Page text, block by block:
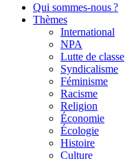
Qui sommes-nous ?
Thèmes
International
NPA
Lutte de classe
Syndicalisme
Féminisme
Racisme
Religion
Économie
Écologie
Histoire
Culture